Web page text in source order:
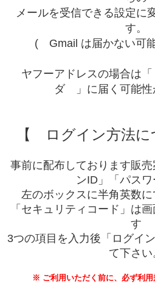
メールを受信できる設定に
す。
( Gmail は届かない可
ヤフーアドレスの場合は
ダ 」に届く可能性
【 ログイン方法
事前に配布しております販
ンID」「パス
左のボックスに半角英数に
「セキュリティコード」は
す
3つの項目を入力後「ログイ
て下さい
※ ご利用いただく前に、必ず利用